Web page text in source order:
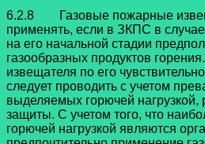
6.2.8 Газовые пожарные
применять, если в ЗКПС в
на его начальной стадии
газообразных продуктов
извещателя по его
следует проводить с учетом
выделяемых горючей нагрузкой,
защиты. С учетом того, что
горючей нагрузкой являются